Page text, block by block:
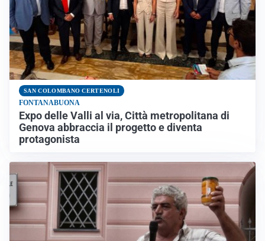
SAN COLOMBANO CERTENOLI
FONTANABUONA
Expo delle Valli al via, Città metropolitana di
Genova abbraccia il progetto e diventa
protagonista